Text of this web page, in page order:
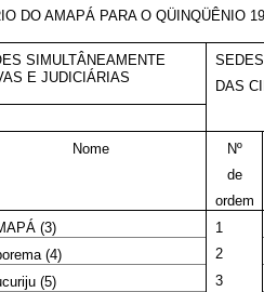
DO AMAPÁ PARA O QÜINQÜÊNIO
SIMULTÂNEAMENTE
E JUDICIÁRIAS
SEDES
DAS
Nome
Nº
de
ordem
(3) 1
(4) 2
(5) 3